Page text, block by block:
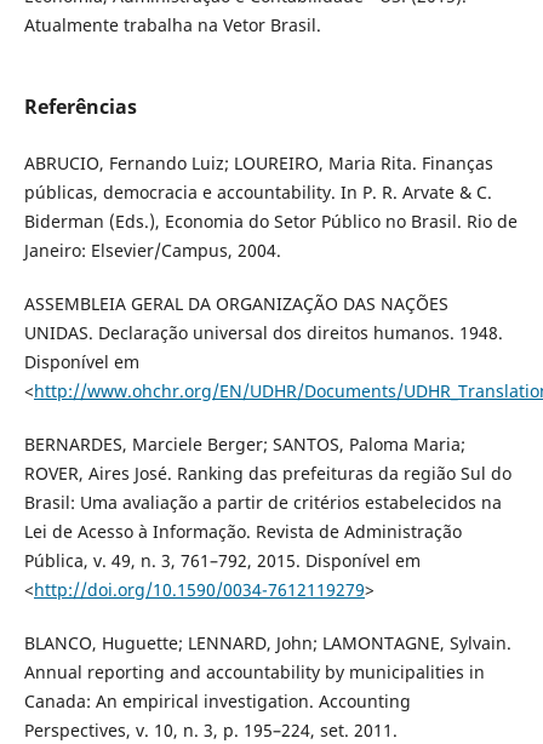
Atualmente trabalha na Vetor Brasil.
Referências
ABRUCIO, Fernando Luiz; LOUREIRO, Maria Rita. Finanças
públicas, democracia e accountability. In P. R. Arvate & C.
Biderman (Eds.), Economia do Setor Público no Brasil. Rio de
Janeiro: Elsevier/Campus, 2004.
ASSEMBLEIA GERAL DA ORGANIZAÇÃO DAS NAÇÕES
UNIDAS. Declaração universal dos direitos humanos. 1948.
Disponível em
<http://www.ohchr.org/EN/UDHR/Documents/
BERNARDES, Marciele Berger; SANTOS, Paloma Maria;
ROVER, Aires José. Ranking das prefeituras da região Sul do
Brasil: Uma avaliação a partir de critérios estabelecidos na
Lei de Acesso à Informação. Revista de Administração
Pública, v. 49, n. 3, 761–792, 2015. Disponível em
<http://doi.org/10.1590/0034-7612119279>
BLANCO, Huguette; LENNARD, John; LAMONTAGNE, Sylvain.
Annual reporting and accountability by municipalities in
Canada: An empirical investigation. Accounting
Perspectives, v. 10, n. 3, p. 195–224, set. 2011.